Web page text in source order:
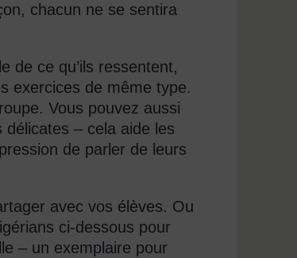
chacun ne se sentira
de ce qu’ils ressentent,
exercices de même type.
Vous pouvez aussi
– cela aide les
de parler de leurs
avec vos élèves. Ou
ci-dessous pour
– un exemplaire pour